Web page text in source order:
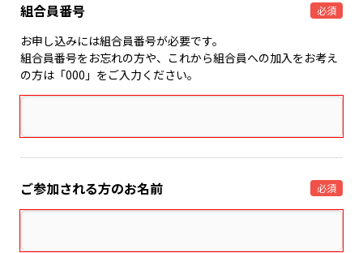
組合員番号 必須
お申し込みには組合員番号が必要です。
組合員番号をお忘れの方や、これから組合員への加入をお考え
の方は「000」をご入力ください。
ご参加される方のお名前 必須